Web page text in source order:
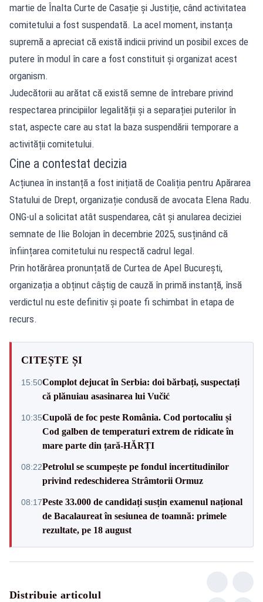
martie de Înalta Curte de Casație și Justiție, când activitatea
comitetului a fost suspendată. La acel moment, instanța
supremă a apreciat că există indicii privind un posibil exces de
putere în modul în care a fost constituit și organizat acest
organism.
Judecătorii au arătat că există semne de întrebare privind
respectarea principiilor legalității și a separației puterilor în
stat, aspecte care au stat la baza suspendării temporare a
activității comitetului.
Cine a contestat decizia
Acțiunea în instanță a fost inițiată de Coaliția pentru Apărarea
Statului de Drept, organizație condusă de avocata Elena Radu.
ONG-ul a solicitat atât suspendarea, cât și anularea deciziei
semnate de Ilie Bolojan în decembrie 2025, susținând că
înființarea comitetului nu respectă cadrul legal.
Prin hotărârea pronunțată de Curtea de Apel București,
organizația a obținut câștig de cauză în primă instanță, însă
verdictul nu este definitiv și poate fi schimbat în etapa de
recurs.
CITEȘTE ȘI
15:50Complot dejucat în Serbia: doi bărbați, suspectați
că plănuiau asasinarea lui Vučić
10:35Cupolă de foc peste România. Cod portocaliu și
Cod galben de temperaturi extrem de ridicate în
mare parte din țară-HĂRȚI
08:22Petrolul se scumpește pe fondul incertitudinilor
privind redeschiderea Strâmtorii Ormuz
08:17Peste 33.000 de candidați susțin examenul național
de Bacalaureat în sesiunea de toamnă: primele
rezultate, pe 18 august
Distribuie articolul